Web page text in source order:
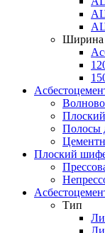
Ширина
Полосы
Плоский
Тип